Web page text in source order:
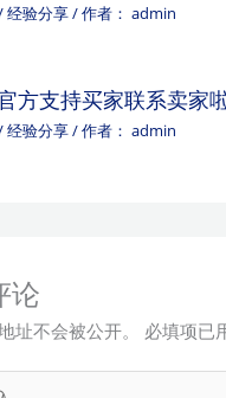
经验分享/ 作者： admin
方支持买家联系卖家
经验分享/ 作者： admin
论
址不会被公开。 必填项已